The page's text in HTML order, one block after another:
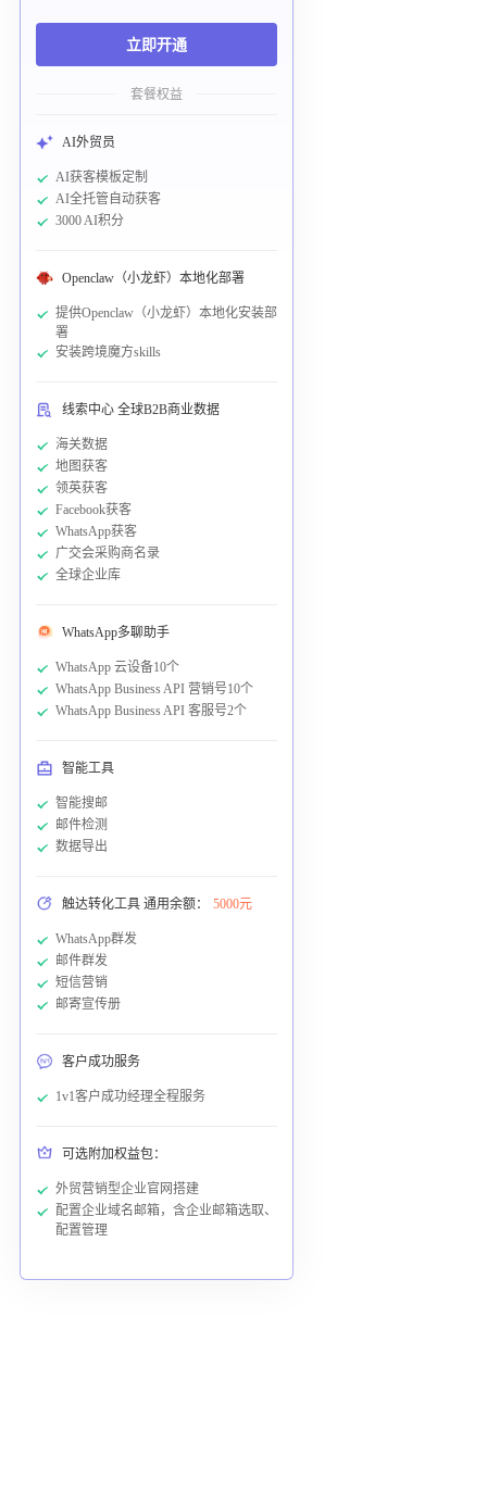
立即开通
套餐权益
AI外贸员
AI获客模板定制
AI全托管自动获客
3000 AI积分
Openclaw（小龙虾）本地化部署
提供Openclaw（小龙虾）本地化安装部
署
安装跨境魔方skills
线索中心 全球B2B商业数据
海关数据
地图获客
领英获客
Facebook获客
WhatsApp获客
广交会采购商名录
全球企业库
WhatsApp多聊助手
WhatsApp 云设备10个
WhatsApp Business API 营销号10个
WhatsApp Business API 客服号2个
智能工具
智能搜邮
邮件检测
数据导出
触达转化工具 通用余额： 5000元
WhatsApp群发
邮件群发
短信营销
邮寄宣传册
客户成功服务
1v1客户成功经理全程服务
可选附加权益包：
外贸营销型企业官网搭建
配置企业域名邮箱，含企业邮箱选取、
配置管理